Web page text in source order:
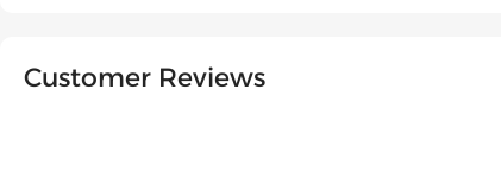
Customer Reviews